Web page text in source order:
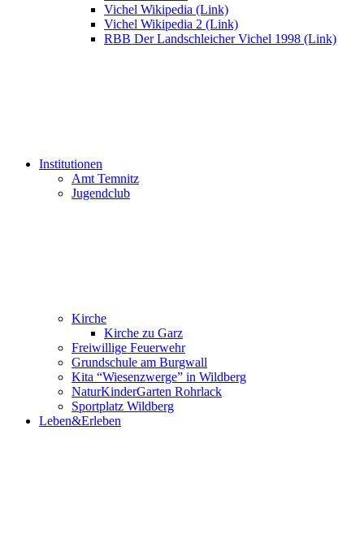
Vichel Wikipedia (Link)
Vichel Wikipedia 2 (Link)
RBB Der Landschleicher Vichel 1998 (Link)
Institutionen
Amt Temnitz
Jugendclub
Kirche
Kirche zu Garz
Freiwillige Feuerwehr
Grundschule am Burgwall
Kita “Wiesenzwerge” in Wildberg
NaturKinderGarten Rohrlack
Sportplatz Wildberg
Leben&Erleben